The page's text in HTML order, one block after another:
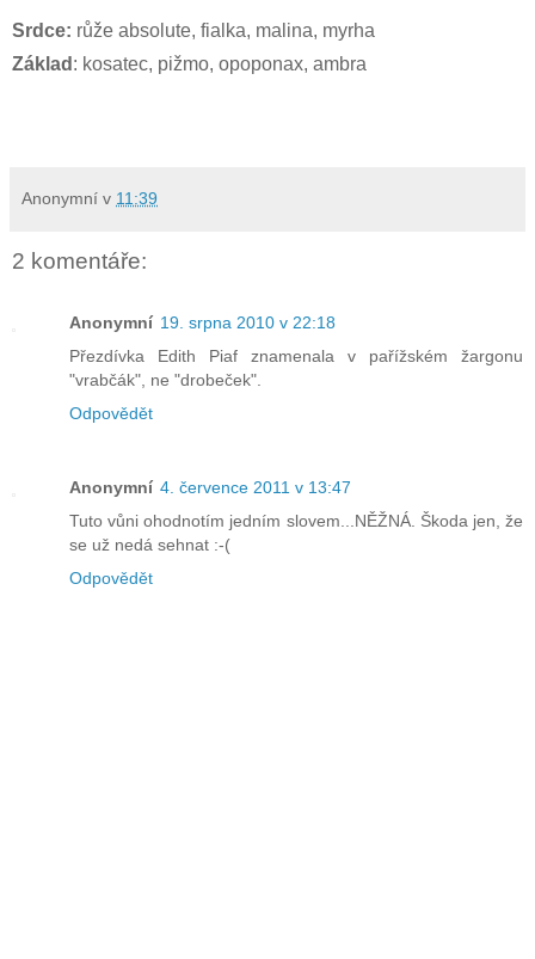
Srdce: růže absolute, fialka, malina, myrha
Základ : kosatec, pižmo, opoponax, ambra
Anonymní v 11:39
2 komentáře:
Anonymní 19. srpna 2010 v 22:18
Přezdívka Edith Piaf znamenala v pařížském žargonu
"vrabčák", ne "drobeček".
Odpovědět
Anonymní 4. července 2011 v 13:47
Tuto vůni ohodnotím jedním slovem...NĚŽNÁ. Škoda jen, že
se už nedá sehnat :-(
Odpovědět